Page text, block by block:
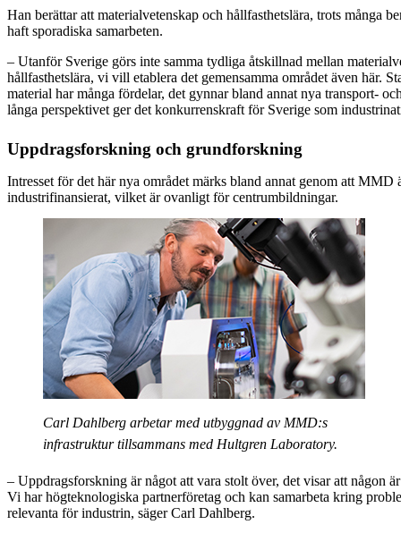
Han berättar att materialvetenskap och hållfasthetslära, trots många
haft sporadiska samarbeten.
– Utanför Sverige görs inte samma tydliga åtskillnad mellan
hållfasthetslära, vi vill etablera det gemensamma området även här.
material har många fördelar, det gynnar bland annat nya transport-
långa perspektivet ger det konkurrenskraft för Sverige som
Uppdragsforskning och grundforskning
Intresset för det här nya området märks bland annat genom att MMD
industrifinansierat, vilket är ovanligt för centrumbildningar.
Carl Dahlberg arbetar med utbyggnad av MMD:s
infrastruktur tillsammans med Hultgren Laboratory.
– Uppdragsforskning är något att vara stolt över, det visar att någon
Vi har högteknologiska partnerföretag och kan samarbeta kring
relevanta för industrin, säger Carl Dahlberg.